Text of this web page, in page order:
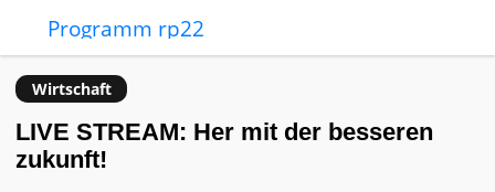
Programm rp22
Wirtschaft
LIVE STREAM: Her mit der besseren
zukunft!